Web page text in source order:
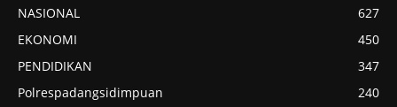
NASIONAL
627
EKONOMI
450
PENDIDIKAN
347
Polrespadangsidimpuan
240